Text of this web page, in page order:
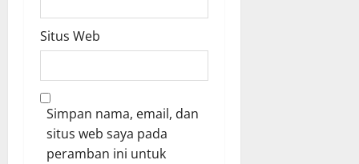
Situs Web
Simpan nama, email, dan
situs web saya pada
peramban ini untuk